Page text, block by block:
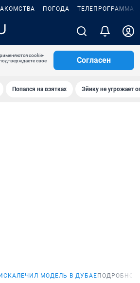
ПОГОДА ТЕЛЕПРОГРАММА
cookie-
свое
Согласен
Попался на взятках Эйику не угрожает
МОДЕЛЬ В ДУБАЕ